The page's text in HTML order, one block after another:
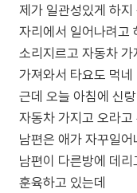
제가 일관성있게 하
자리에서 일어나려고
소리지르고 자동차
가져와서 타요도 먹
근데 오늘 아침에 신
자동차 가지고 오라고
남편은 애가 자꾸일
남편이 다른방에 데리
훈육하고 있는데